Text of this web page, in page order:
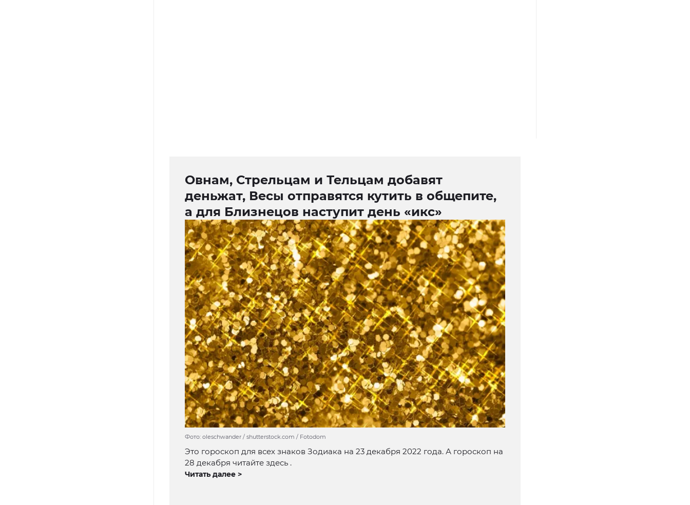
Овнам, Стрельцам и Тельцам добавят
деньжат, Весы отправятся кутить в общепите,
а для Близнецов наступит день «икс»
Фото: oleschwander / shutterstock.com / Fotodom
Это гороскоп для всех знаков Зодиака на 23 декабря 2022 года. А гороскоп на
28 декабря читайте здесь .
Читать далее >